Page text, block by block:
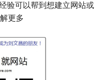
验可以帮到想建立网站或
更多